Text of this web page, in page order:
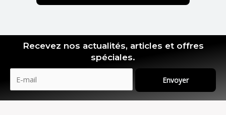
Recevez nos actualités, articles et offres
spéciales.
Envoyer